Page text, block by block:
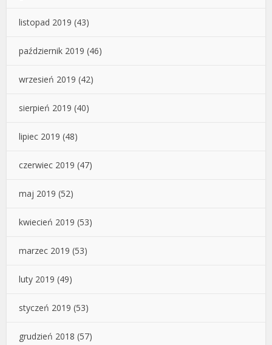
listopad 2019 (43)
październik 2019 (46)
wrzesień 2019 (42)
sierpień 2019 (40)
lipiec 2019 (48)
czerwiec 2019 (47)
maj 2019 (52)
kwiecień 2019 (53)
marzec 2019 (53)
luty 2019 (49)
styczeń 2019 (53)
grudzień 2018 (57)